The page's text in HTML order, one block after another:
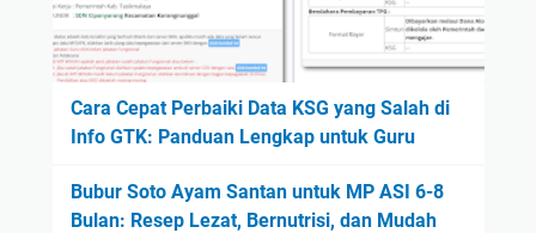
Cara Cepat Perbaiki Data KSG yang Salah di
Info GTK: Panduan Lengkap untuk Guru
Bubur Soto Ayam Santan untuk MP ASI 6-8
Bulan: Resep Lezat, Bernutrisi, dan Mudah